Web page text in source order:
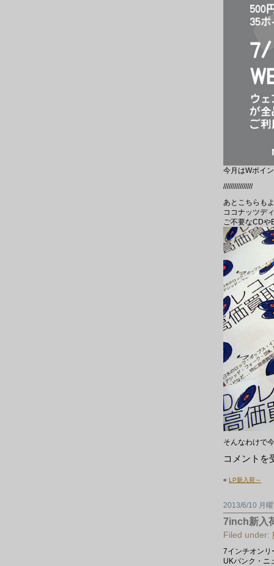
今月はWポイ
////////////////
あとこちらも
ココナッツデ
ご不要なCDや
そんなわけで
Ｌ
入
和
モ
ノ
い
い
ろ。
コメントを
« LP新入荷～
2013/6/10 月
7inch新入
Filed under:
7インチオンリ
UKパンク・ニ